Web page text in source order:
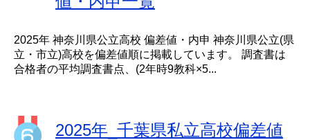
2025年 神奈川県公立高校 偏差値・内申 神奈川県公立(県
立・市立)高校を偏差値順に掲載しています。 調査書は
合格者の平均調査書点、(2年時9教科×5...
2025年_千葉県私立高校偏差値